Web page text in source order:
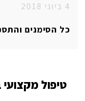
4 ביוני 2018
כל הסימנים
טיפול